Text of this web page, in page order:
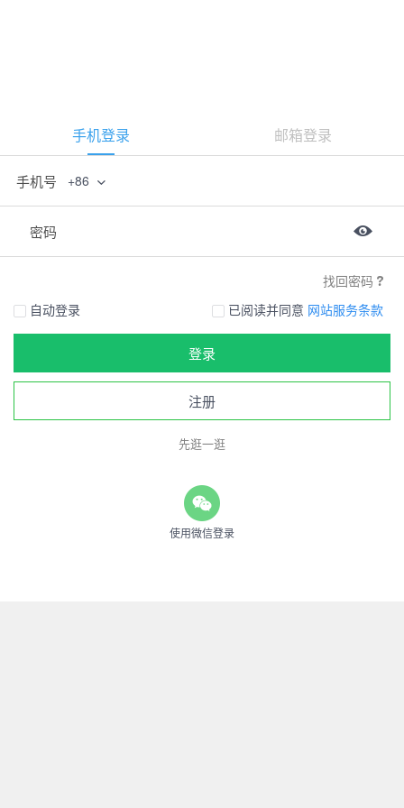
手机登录 邮箱登录
手机号 +86
密码
找回密码
自动登录
已阅读并同意 网站服务条款
登录
注册
先逛一逛
使用微信登录